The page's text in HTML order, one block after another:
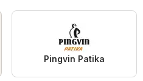
Pingvin Patika